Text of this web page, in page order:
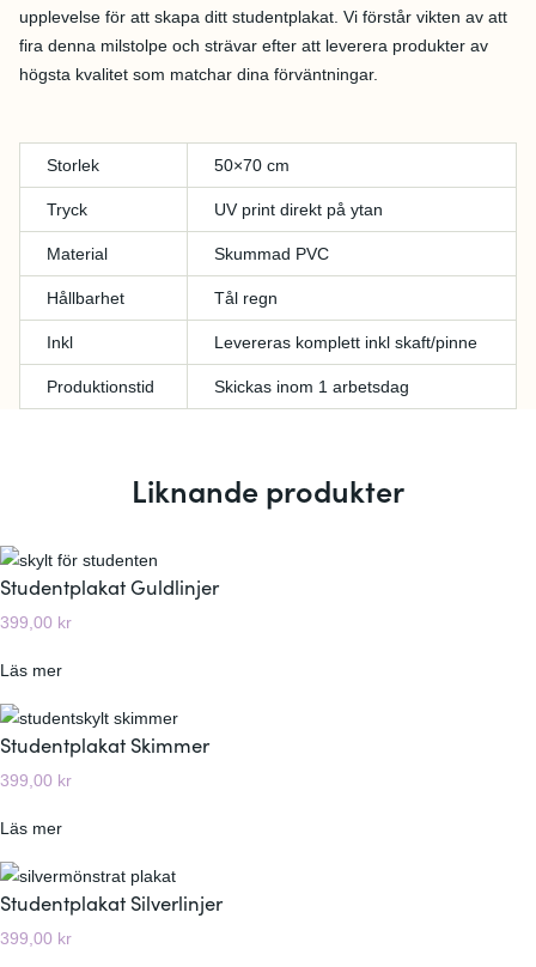
upplevelse för att skapa ditt studentplakat. Vi förstår vikten av att
fira denna milstolpe och strävar efter att leverera produkter av
högsta kvalitet som matchar dina förväntningar.
Storlek 50×70 cm
Tryck UV print direkt på ytan
Material Skummad PVC
Hållbarhet Tål regn
Inkl Levereras komplett inkl skaft/pinne
Produktionstid Skickas inom 1 arbetsdag
Liknande produkter
Studentplakat Guldlinjer
399,00 kr
Läs mer:
t
u
d
t
p
Studentplakat Skimmer
399,00 kr
Läs mer:
t
u
d
Studentplakat Silverlinjer
399,00 kr